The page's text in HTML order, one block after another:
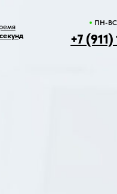
ПН-ВС: c 8:00 до 23:00
+7 (911) 103 99 33